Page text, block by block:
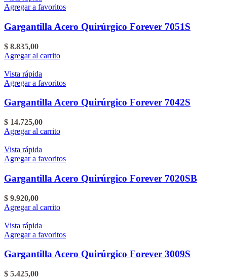
Agregar a favoritos
Gargantilla Acero Quirúrgico Forever 7051S
$ 8.835,00
Agregar al carrito
Vista rápida
Agregar a favoritos
Gargantilla Acero Quirúrgico Forever 7042S
$ 14.725,00
Agregar al carrito
Vista rápida
Agregar a favoritos
Gargantilla Acero Quirúrgico Forever 7020SB
$ 9.920,00
Agregar al carrito
Vista rápida
Agregar a favoritos
Gargantilla Acero Quirúrgico Forever 3009S
$ 5.425,00